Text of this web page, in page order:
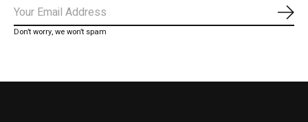
Don’t worry, we won’t spam